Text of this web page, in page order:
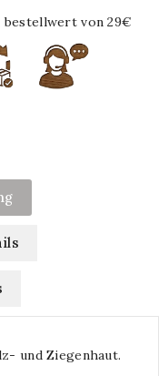
bestellwert von 29€
und Ziegenhaut.